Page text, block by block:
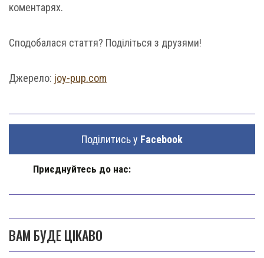
коментарях.
Сподобалася стаття? Поділіться з друзями!
Джерело: joy-pup.com
Поділитись у Facebook
Приєднуйтесь до нас:
ВАМ БУДЕ ЦІКАВО